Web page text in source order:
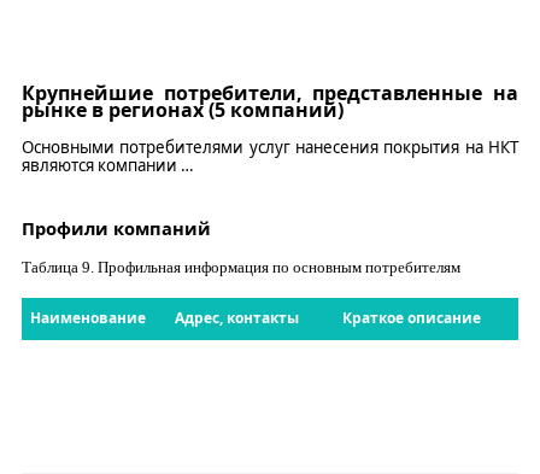
Крупнейшие потребители, представленные на
рынке в регионах (5 компаний)
Основными потребителями услуг нанесения покрытия на НКТ
являются компании …
Профили компаний
Таблица 9. Профильная информация по основным потребителям
Наименование Адрес, контакты Краткое описание